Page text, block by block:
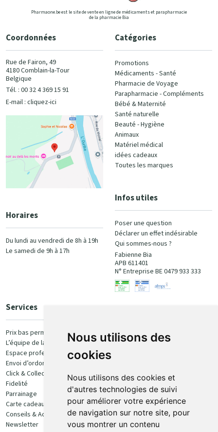
Nous utilisons des
cookies
Nous utilisons des cookies et
d'autres technologies de suivi
pour améliorer votre expérience
de navigation sur notre site, pour
vous montrer un contenu
Pharmaone.be est le site de vente en ligne de médicaments et parapharmacie
de la pharmacie Bia
Coordonnées
Rue de Fairon, 49
4180 Comblain-la-Tour
Belgique
Tél. : 00 32 4 369 15 91
E-mail : cliquez-ici
Horaires
Du lundi au vendredi de 8h à 19h
Le samedi de 9h à 17h
Catégories
Promotions
Médicaments - Santé
Pharmacie de Voyage
Parapharmacie - Compléments
Bébé & Maternité
Santé naturelle
Beauté - Hygiène
Animaux
Matériel médical
idées cadeaux
Toutes les marques
Infos utiles
Poser une question
Déclarer un effet indésirable
Qui sommes-nous ?
Fabienne Bia
APB 611401
N° Entreprise BE 0479 933 333
Services
Prix bas permanent
L’équipe de la pharmacie
Espace professionnel
Envoi d’ordonnance
Click & Collect
Fidelité
Parrainage
Carte cadeau
Conseils & Actualités
Newsletter
100% sécurisé
Retrait et livraison